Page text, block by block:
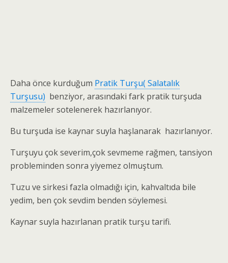
Daha önce kurduğum Pratik Turşu( Salatalık
Turşusu) benziyor, arasındaki fark pratik turşuda
malzemeler sotelenerek hazırlanıyor.
Bu turşuda ise kaynar suyla haşlanarak hazırlanıyor.
Turşuyu çok severim,çok sevmeme rağmen, tansiyon
probleminden sonra yiyemez olmuştum.
Tuzu ve sirkesi fazla olmadığı için, kahvaltıda bile
yedim, ben çok sevdim benden söylemesi.
Kaynar suyla hazırlanan pratik turşu tarifi.